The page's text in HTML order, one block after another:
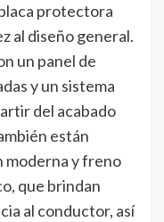
protectora
al diseño general.
un panel de
y un sistema
del acabado
están
moderna y freno
que brindan
al conductor, así